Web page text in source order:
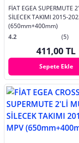
FİAT EGEA SUPERMUTE 2'Lİ MUZ
SİLECEK TAKIMI 2015-
(650mm+400mm)
4.2
(5)
411,00 TL
Sepete Ekle